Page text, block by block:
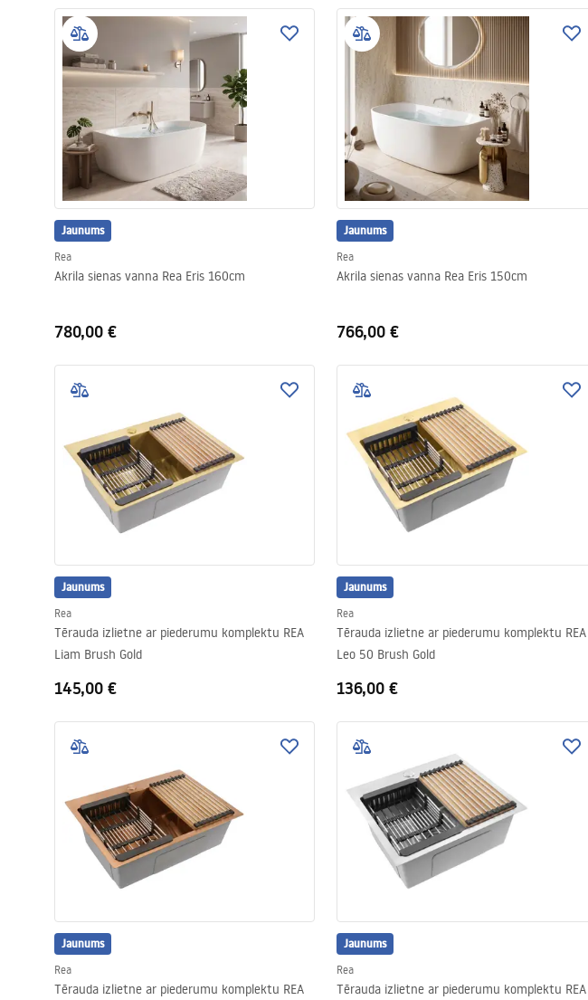
Jaunums
Rea
Akrila sienas vanna Rea Eris 160cm
780,00 €
Jaunums
Rea
Akrila sienas vanna Rea Eris 150cm
766,00 €
Jaunums
Rea
Tērauda izlietne ar piederumu komplektu REA
Liam Brush Gold
145,00 €
Jaunums
Rea
Tērauda izlietne ar piederumu komplektu REA
Leo 50 Brush Gold
136,00 €
Jaunums
Rea
Tērauda izlietne ar piederumu komplektu REA
Jaunums
Rea
Tērauda izlietne ar piederumu komplektu REA